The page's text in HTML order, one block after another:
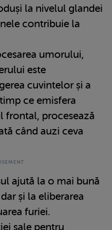
la nivelul glandei
contribuie la
umorului,
este
cuvintelor și a
ce emisfera
frontal, procesează
când auzi ceva
ajută la o mai bună
și la eliberarea
furiei.
sale pentru